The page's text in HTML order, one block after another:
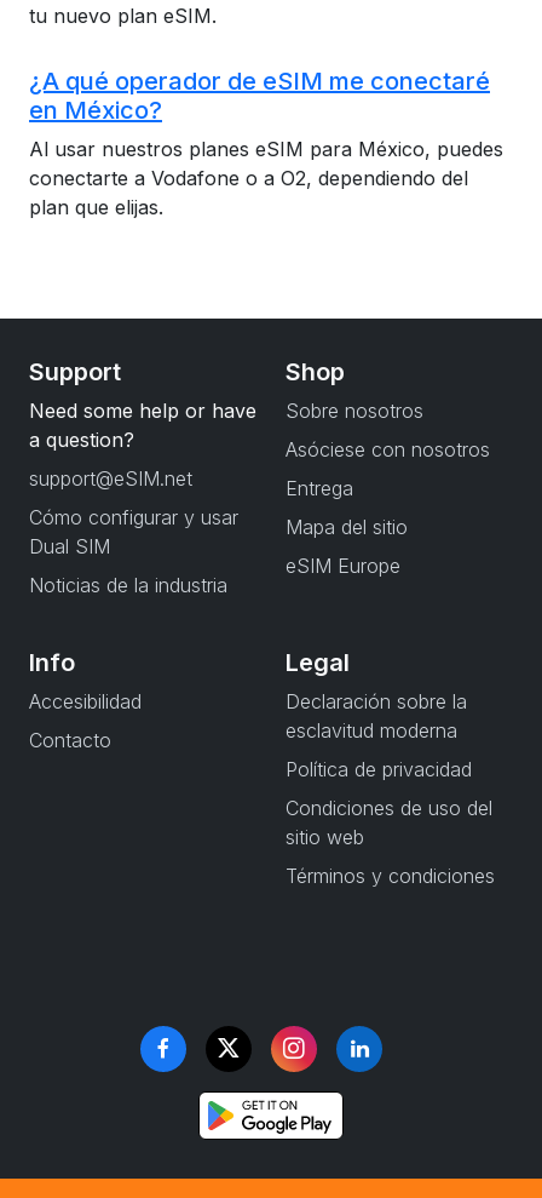
tu nuevo plan eSIM.
¿A qué operador de eSIM me conectaré
en México?
Al usar nuestros planes eSIM para México, puedes
conectarte a Vodafone o a O2, dependiendo del
plan que elijas.
Support
Need some help or have
a question?
support@eSIM.net
Cómo configurar y usar
Dual SIM
Noticias de la industria
Shop
Sobre nosotros
Asóciese con nosotros
Entrega
Mapa del sitio
eSIM Europe
Info
Accesibilidad
Contacto
Legal
Declaración sobre la
esclavitud moderna
Política de privacidad
Condiciones de uso del
sitio web
Términos y condiciones